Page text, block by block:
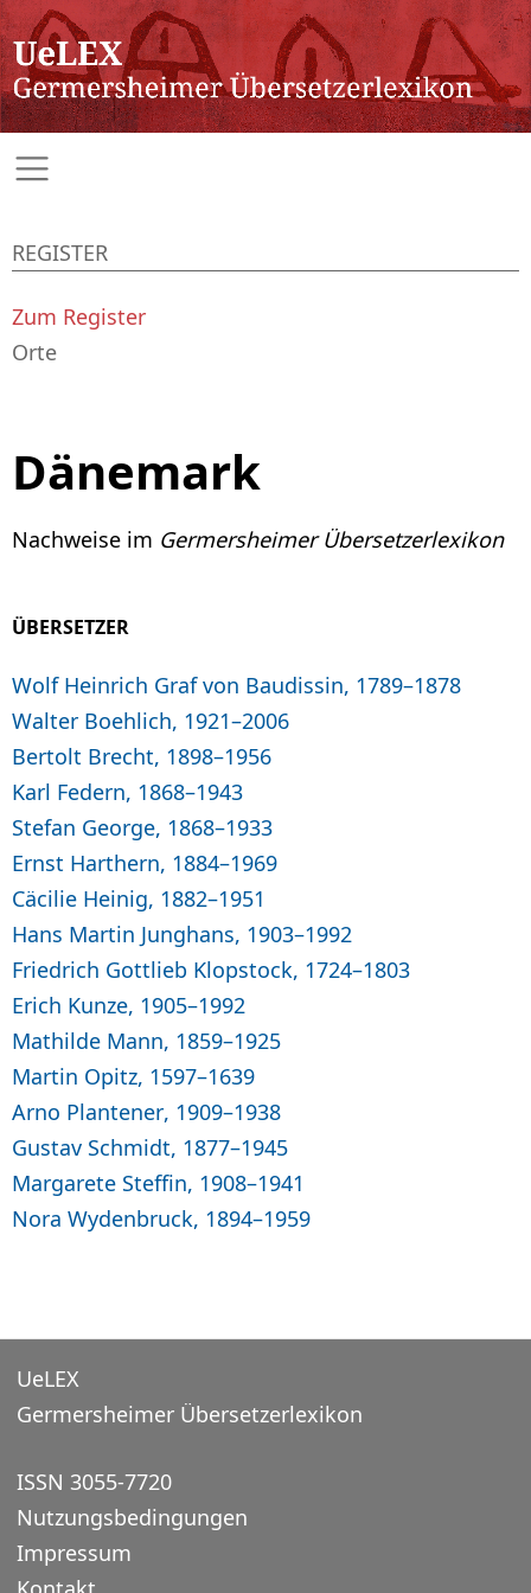
Dänemark
Nachweise im Germersheimer Übersetzerlexikon
ÜBERSETZER
Wolf Heinrich Graf von Baudissin, 1789–1878
Walter Boehlich, 1921–2006
Bertolt Brecht, 1898–1956
Karl Federn, 1868–1943
Stefan George, 1868–1933
Ernst Harthern, 1884–1969
Cäcilie Heinig, 1882–1951
Hans Martin Junghans, 1903–1992
Friedrich Gottlieb Klopstock, 1724–1803
Erich Kunze, 1905–1992
Mathilde Mann, 1859–1925
Martin Opitz, 1597–1639
Arno Plantener, 1909–1938
Gustav Schmidt, 1877–1945
Margarete Steffin, 1908–1941
Nora Wydenbruck, 1894–1959
REGISTER
Zum Register
Orte
UeLEX
Germersheimer Übersetzerlexikon
ISSN 3055-7720
Nutzungsbedingungen
Impressum